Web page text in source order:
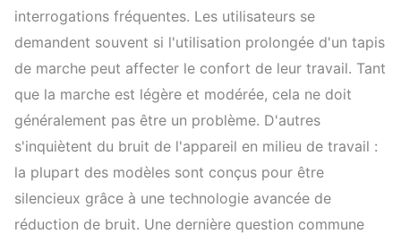
interrogations fréquentes. Les utilisateurs se
demandent souvent si l'utilisation prolongée d'un tapis
de marche peut affecter le confort de leur travail. Tant
que la marche est légère et modérée, cela ne doit
généralement pas être un problème. D'autres
s'inquiètent du bruit de l'appareil en milieu de travail :
la plupart des modèles sont conçus pour être
silencieux grâce à une technologie avancée de
réduction de bruit. Une dernière question commune